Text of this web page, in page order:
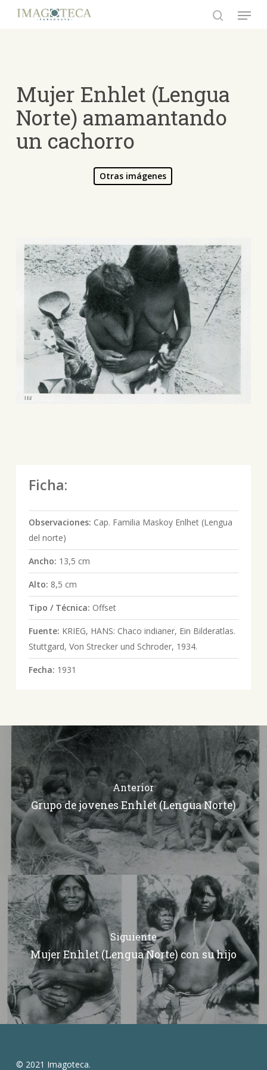
Menu
Mujer Enhlet (Lengua
Norte) amamantando
un cachorro
Otras imágenes
Ficha:
Observaciones: Cap. Familia Maskoy Enlhet (Lengua
del norte)
Ancho: 13,5 cm
Alto: 8,5 cm
Tipo / Técnica: Offset
Fuente: KRIEG, HANS: Chaco indianer, Ein Bilderatlas.
Stuttgard, Von Strecker und Schroder, 1934.
Fecha: 1931
Anterior
Grupo de jovenes Enhlet (Lengua Norte)
Siguiente
Mujer Enhlet (Lengua Norte) con su hijo
© 2021 Imagoteca.